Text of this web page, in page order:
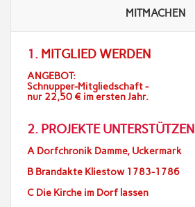
MITMACHEN
1. MITGLIED WERDEN
ANGEBOT:
Schnupper-Mitgliedschaft -
nur 22,50 € im ersten Jahr.
2. PROJEKTE UNTERSTÜTZEN
A Dorfchronik Damme, Uckermark
B Brandakte Kliestow 1783-1786
C Die Kirche im Dorf lassen